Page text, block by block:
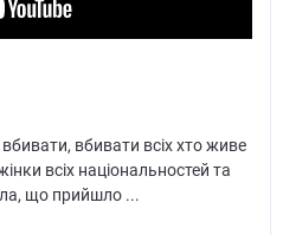
вбивати всіх хто живе
всіх національностей та
що прийшло ...